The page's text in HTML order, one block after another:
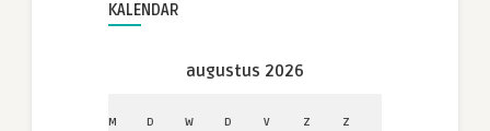
KALENDAR
augustus 2026
M D W D V Z Z